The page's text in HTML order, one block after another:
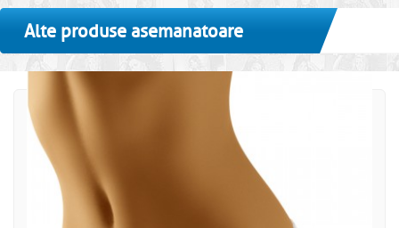
Alte produse asemanatoare